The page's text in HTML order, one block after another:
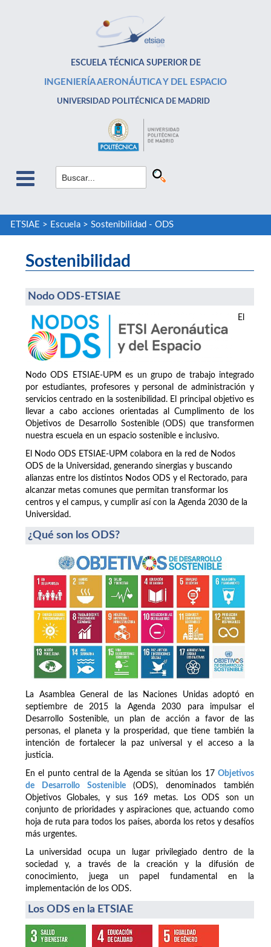
ESCUELA TÉCNICA SUPERIOR DE
INGENIERÍA AERONÁUTICA Y DEL ESPACIO
UNIVERSIDAD POLITÉCNICA DE MADRID
ETSIAE > Escuela> Sostenibilidad - ODS
Sostenibilidad
Nodo ODS-ETSIAE
El
Nodo ODS ETSIAE-UPM es un grupo de trabajo integrado
por estudiantes, profesores y personal de administración y
servicios centrado en la sostenibilidad. El principal objetivo es
llevar a cabo acciones orientadas al Cumplimento de los
Objetivos de Desarrollo Sostenible (ODS) que transformen
nuestra escuela en un espacio sostenible e inclusivo.
El Nodo ODS ETSIAE-UPM colabora en la red de Nodos
ODS de la Universidad, generando sinergias y buscando
alianzas entre los distintos Nodos ODS y el Rectorado, para
alcanzar metas comunes que permitan transformar los
centros y el campus, y cumplir así con la Agenda 2030 de la
Universidad.
¿Qué son los ODS?
La Asamblea General de las Naciones Unidas adoptó en
septiembre de 2015 la Agenda 2030 para impulsar el
Desarrollo Sostenible, un plan de acción a favor de las
personas, el planeta y la prosperidad, que tiene también la
intención de fortalecer la paz universal y el acceso a la
justicia.
En el punto central de la Agenda se sitúan los 17 Objetivos
de Desarrollo Sostenible(ODS), denominados también
Objetivos Globales, y sus 169 metas. Los ODS son un
conjunto de prioridades y aspiraciones que, actuando como
hoja de ruta para todos los países, aborda los retos y desafíos
más urgentes.
La universidad ocupa un lugar privilegiado dentro de la
sociedad y, a través de la creación y la difusión de
conocimiento, juega un papel fundamental en la
implementación de los ODS.
Los ODS en la ETSIAE